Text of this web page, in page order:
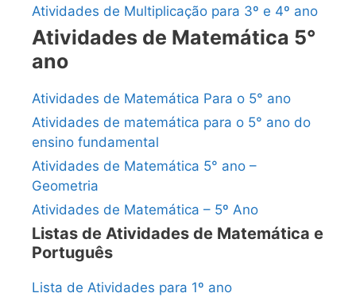
Atividades de Multiplicação para 3º e 4º ano
Atividades de Matemática 5°
ano
Atividades de Matemática Para o 5° ano
Atividades de matemática para o 5° ano do
ensino fundamental
Atividades de Matemática 5° ano –
Geometria
Atividades de Matemática – 5º Ano
Listas de Atividades de Matemática e
Português
Lista de Atividades para 1º ano